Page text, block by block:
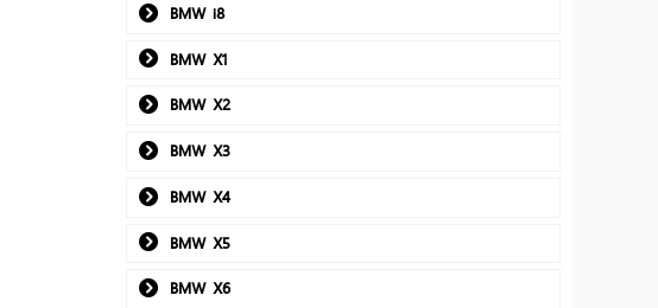
BMW i8
BMW X1
BMW X2
BMW X3
BMW X4
BMW X5
BMW X6